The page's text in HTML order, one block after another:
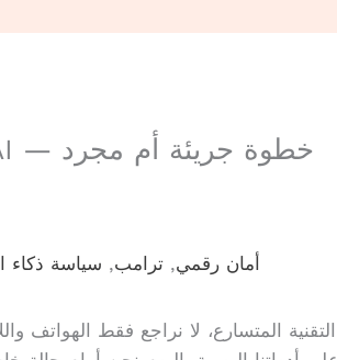
أمان رقمي, ترامب, سياسة ذكاء
المتسارع، لا نراجع فقط الهواتف